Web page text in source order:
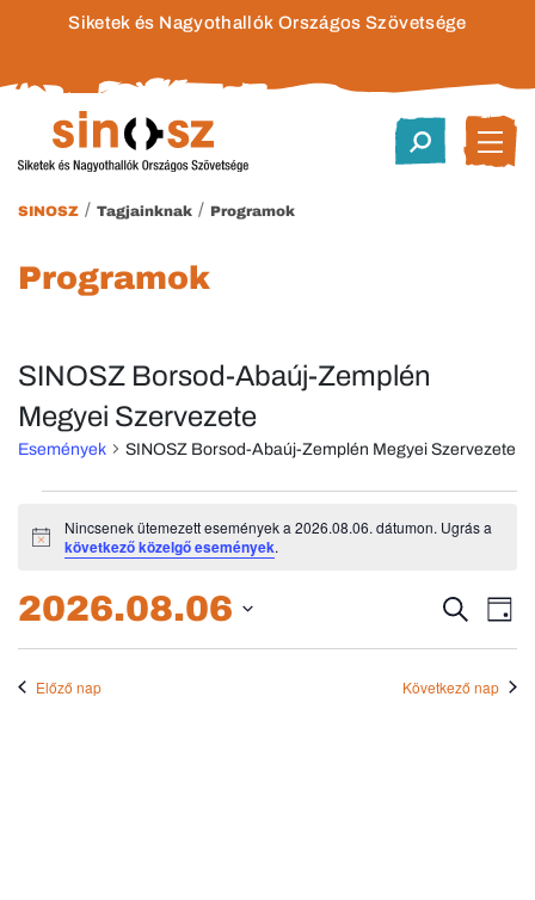
Siketek és Nagyothallók Országos Szövetsége
SINOSZ / Tagjainknak / Programok
Programok
SINOSZ Borsod-Abaúj-Zemplén
Megyei Szervezete
Események SINOSZ Borsod-Abaúj-Zemplén Megyei Szervezete
Események
for
2026.08.06.
Notice
Nincsenek ütemezett események a 2026.08.06. dátumon. Ugrás a
következő közelgő események.
és
Keresett
kifejezés
Nap
2026.08.06
Előző nap
Következő nap